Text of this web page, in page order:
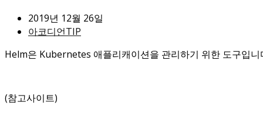
2019년 12월 26일
아코디언TIP
Helm은 Kubernetes 애플리캐이션을 관리하기 위한 도구입
(참고사이트)